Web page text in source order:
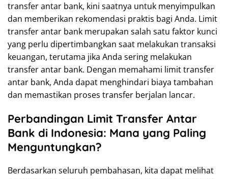
transfer antar bank, kini saatnya untuk menyimpulkan
dan memberikan rekomendasi praktis bagi Anda. Limit
transfer antar bank merupakan salah satu faktor kunci
yang perlu dipertimbangkan saat melakukan transaksi
keuangan, terutama jika Anda sering melakukan
transfer antar bank. Dengan memahami limit transfer
antar bank, Anda dapat menghindari biaya tambahan
dan memastikan proses transfer berjalan lancar.
Perbandingan Limit Transfer Antar
Bank di Indonesia: Mana yang Paling
Menguntungkan?
Berdasarkan seluruh pembahasan, kita dapat melihat